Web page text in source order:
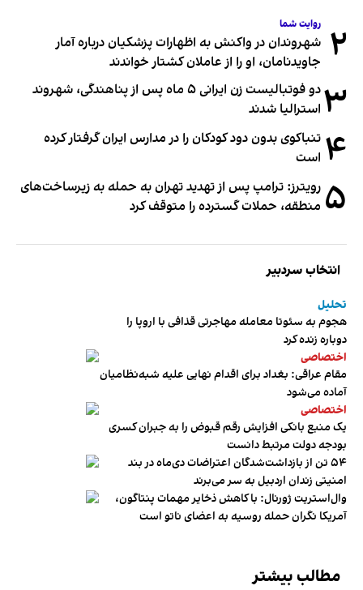
۲ روایت شما
شهروندان در واکنش به اظهارات پزشکیان درباره آمار
جاویدنامان، او را از عاملان کشتار خواندند
۳
دو فوتبالیست زن ایرانی ۵ ماه پس از پناهندگی، شهروند
استرالیا شدند
۴ تنباکوی بدون دود کودکان را در مدارس ایران گرفتار کرده
است
۵ رویترز: ترامپ پس از تهدید تهران به حمله به زیرساخت‌های
منطقه، حملات گسترده را متوقف کرد
انتخاب سردبیر
تحلیل
هجوم به سئوتا معامله مهاجرتی قذافی با اروپا را
دوباره زنده کرد
اختصاصی
مقام عراقی: بغداد برای اقدام نهایی علیه شبه‌نظامیان
آماده می‌شود
اختصاصی
یک منبع بانکی افزایش رقم قبوض را به جبران کسری
بودجه دولت مرتبط دانست
۵۴ تن از بازداشت‌شدگان اعتراضات دی‌ماه در بند
امنیتی زندان اردبیل به سر می‌برند
وال‌استریت ژورنال: با کاهش ذخایر مهمات پنتاگون،
آمریکا نگران حمله روسیه به اعضای ناتو‌ است
مطالب بیشتر